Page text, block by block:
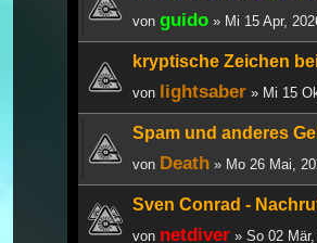
von guido » Mi 15 Apr,
kryptische Zeichen
von lightsaber » Mi 15
Spam und anderes
von Death » Mo 26 Mai,
Sven Conrad -
von netdiver » So 02